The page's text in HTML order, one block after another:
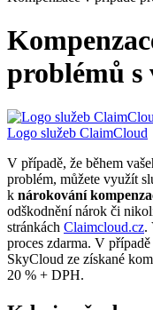
problémů s
Logo služeb ClaimCloud
V případě, že během
problém, můžete využít
k nárokování
odškodnění nárok či
stránkách Claimcloud.cz.
proces zdarma. V
SkyCloud ze získané
20 % + DPH.